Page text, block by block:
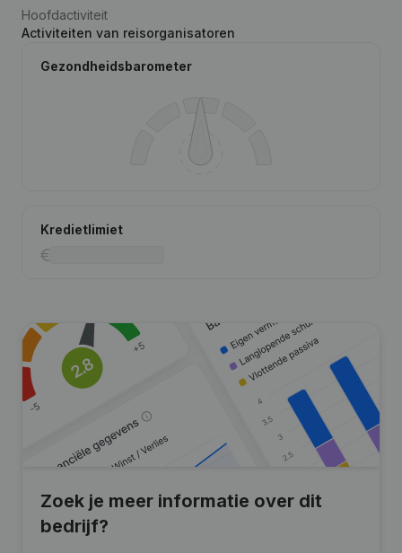
Hoofdactiviteit
Activiteiten van reisorganisatoren
Gezondheidsbarometer
Kredietlimiet
Zoek je meer informatie over dit
bedrijf?